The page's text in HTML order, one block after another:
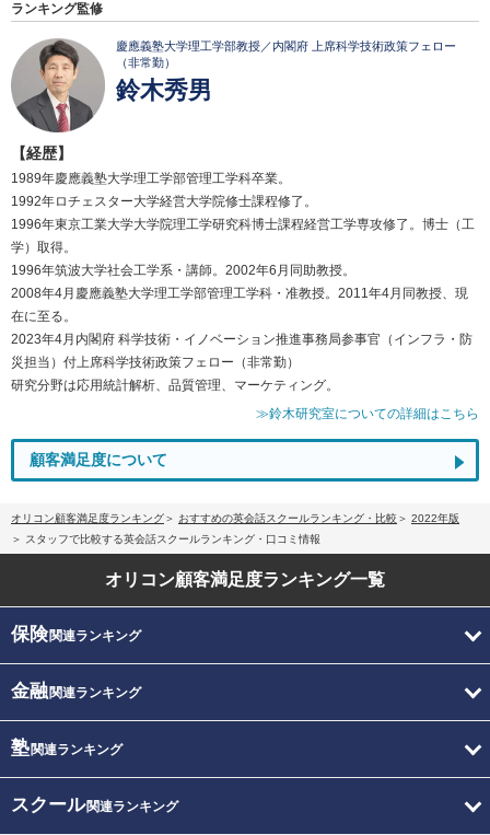
ランキング監修
慶應義塾大学理工学部教授／内閣府 上席科学技術政策フェロー
（非常勤）
鈴木秀男
【経歴】
1989年慶應義塾大学理工学部管理工学科卒業。
1992年ロチェスター大学経営大学院修士課程修了。
1996年東京工業大学大学院理工学研究科博士課程経営工学専攻修了。博士（工
学）取得。
1996年筑波大学社会工学系・講師。2002年6月同助教授。
2008年4月慶應義塾大学理工学部管理工学科・准教授。2011年4月同教授、現
在に至る。
2023年4月内閣府 科学技術・イノベーション推進事務局参事官（インフラ・防
災担当）付上席科学技術政策フェロー（非常勤）
研究分野は応用統計解析、品質管理、マーケティング。
≫鈴木研究室についての詳細はこちら
顧客満足度について
オリコン顧客満足度ランキング おすすめの英会話スクールランキング・比較
2022年版
スタッフで比較する英会話スクールランキング・口コミ情報
オリコン顧客満足度ランキング一覧
保険関連ランキング
金融関連ランキング
塾関連ランキング
スクール関連ランキング